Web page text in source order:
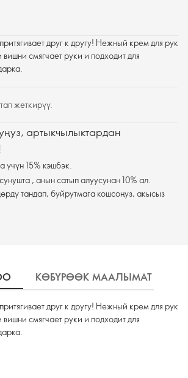
друг к другу! Нежный крем для рук
смягчает руки и подходит для
жеткирүү.
артыкчылыктардан
15% кэшбэк.
, анын сатып алуусунан 10% ал.
тандап, буйрутмага кошсоңуз, акысыз
КӨБҮРӨӨК МААЛЫМАТ
друг к другу! Нежный крем для рук
смягчает руки и подходит для